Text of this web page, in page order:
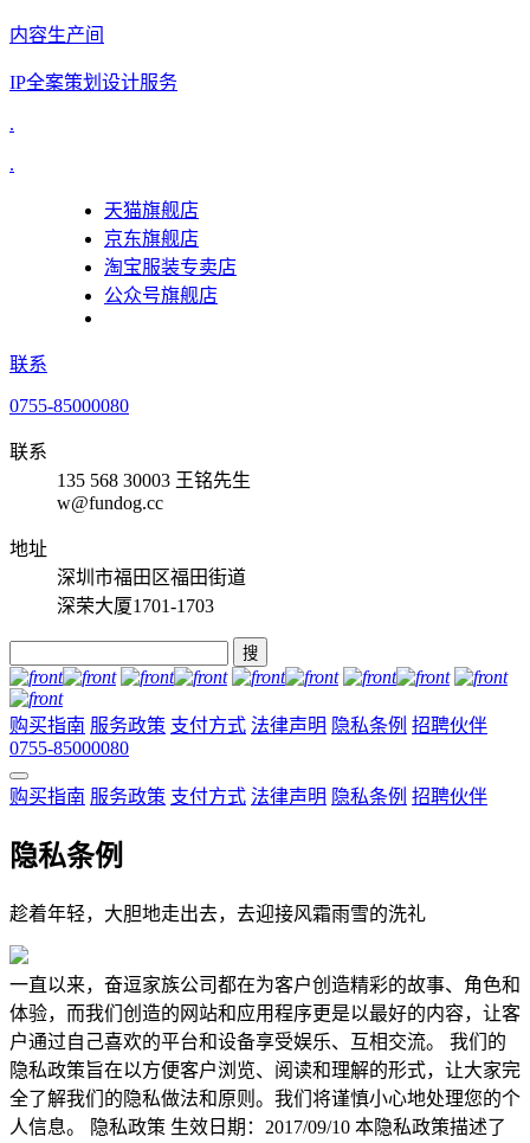
内容生产间
IP全案策划设计服务
.
.
天猫旗舰店
京东旗舰店
淘宝服装专卖店
公众号旗舰店
联系
0755-85000080
联系
135 568 30003 王铭先生
w@fundog.cc
地址
深圳市福田区福田街道
深荣大厦1701-1703
搜
购买指南 服务政策 支付方式 法律声明 隐私条例 招聘伙伴
0755-85000080
购买指南 服务政策 支付方式 法律声明 隐私条例 招聘伙伴
隐私条例
趁着年轻，大胆地走出去，去迎接风霜雨雪的洗礼
一直以来，奋逗家族公司都在为客户创造精彩的故事、角色和
体验，而我们创造的网站和应用程序更是以最好的内容，让客
户通过自己喜欢的平台和设备享受娱乐、互相交流。 我们的
隐私政策旨在以方便客户浏览、阅读和理解的形式，让大家完
全了解我们的隐私做法和原则。我们将谨慎小心地处理您的个
人信息。 隐私政策 生效日期：2017/09/10 本隐私政策描述了